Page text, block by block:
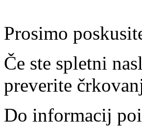
Prosimo
Če ste spletni
preverite
Do informacij